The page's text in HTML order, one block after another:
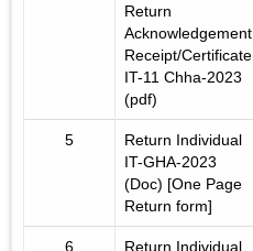
Return
Acknowledgement
Receipt/Certificate
IT-11 Chha-2023
(pdf)
5
Return Individual
IT-GHA-2023
(Doc) [One Page
Return form]
6
Return Individual